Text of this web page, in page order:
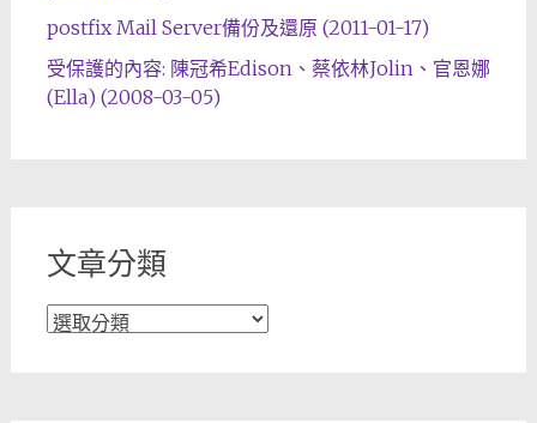
postfix Mail Server備份及還原 (2011-01-17)
受保護的內容: 陳冠希Edison、蔡依林Jolin、官恩娜
(Ella) (2008-03-05)
文章分類
文